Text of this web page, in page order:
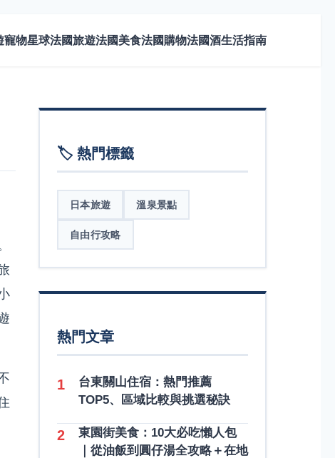
寵物星球法國旅遊法國美食法國購物法國酒生活指南
🏷️ 熱門標籤
日本旅遊 溫泉景點
自由行攻略
熱門文章
1
台東關山住宿：熱門推薦
TOP5、區域比較與挑選秘訣
2
東園街美食：10大必吃懶人包
｜從油飯到圓仔湯全攻略＋在地